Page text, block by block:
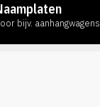
bijv. aanhangwagens